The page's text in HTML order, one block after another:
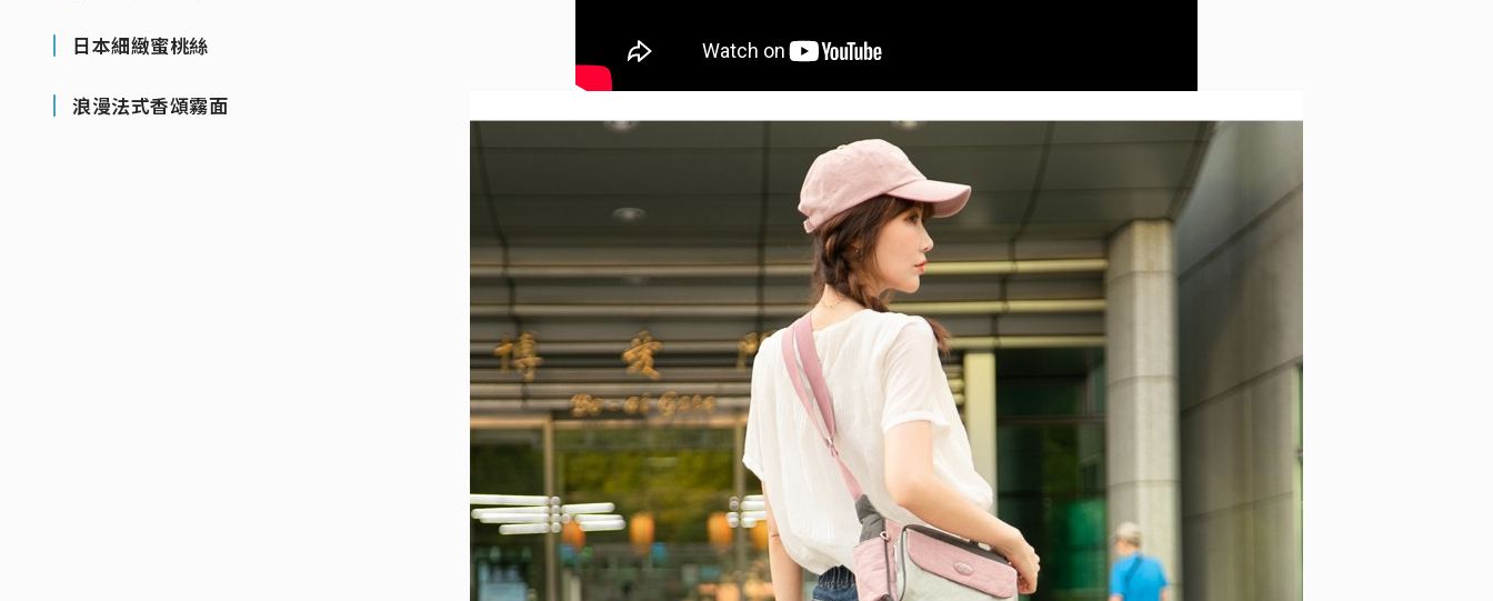
日本細緻蜜桃絲
浪漫法式香頌霧面